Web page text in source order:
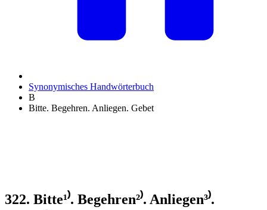
Synonymisches Handwörterbuch
B
Bitte. Begehren. Anliegen. Gebet
322. Bitte¹⁾. Begehren²⁾. Anliegen³⁾.